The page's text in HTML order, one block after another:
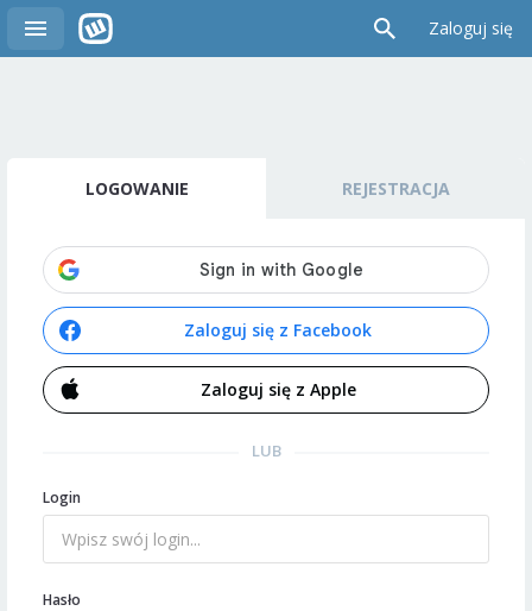
Zaloguj się
LOGOWANIE REJESTRACJA
Zaloguj się z Facebook
Zaloguj się z Apple
LUB
Login
Hasło